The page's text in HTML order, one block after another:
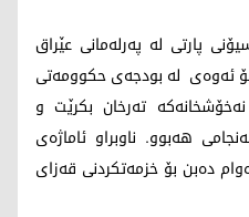
پارتی لە پەرلەمانی عێراق
ئەوەی لە بودجەی حکوومەتی
تەرخان بکرێت و
هەبوو. ناوبراو ئاماژەی
دەبن بۆ خزمەتکردنی قەزای